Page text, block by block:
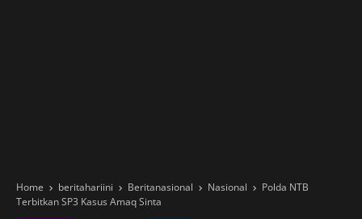
Home beritahariini Beritanasional Nasional
Polda NTB
Terbitkan SP3 Kasus Amaq Sinta